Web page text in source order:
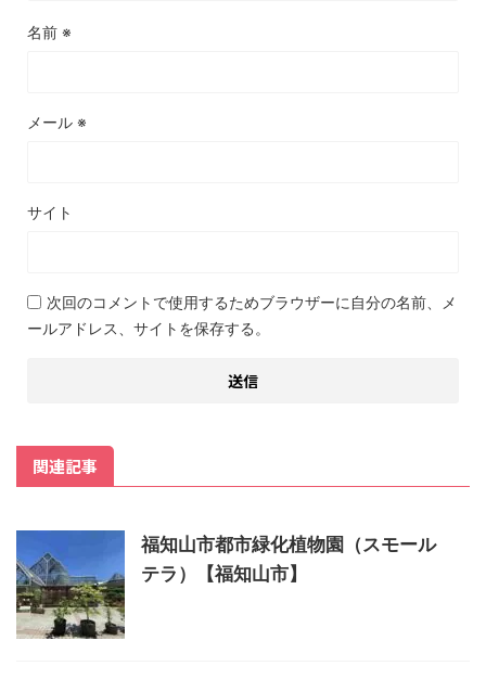
名前 ※
メール ※
サイト
次回のコメントで使用するためブラウザーに自分の名前、メ
ールアドレス、サイトを保存する。
関連記事
福知山市都市緑化植物園（スモール
テラ）【福知山市】